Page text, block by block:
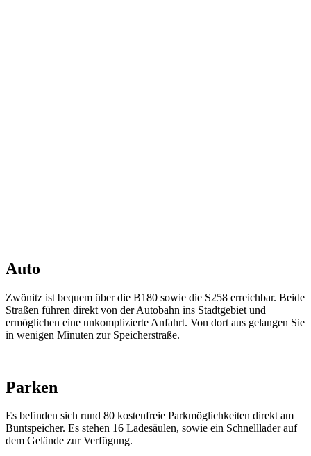
Auto
Zwönitz ist bequem über die B180 sowie die S258 erreichbar. Beide
Straßen führen direkt von der Autobahn ins Stadtgebiet und
ermöglichen eine unkomplizierte Anfahrt. Von dort aus gelangen Sie
in wenigen Minuten zur Speicherstraße.
Parken
Es befinden sich rund 80 kostenfreie Parkmöglichkeiten direkt am
Buntspeicher. Es stehen 16 Ladesäulen, sowie ein Schnelllader auf
dem Gelände zur Verfügung.